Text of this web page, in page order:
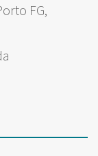
FG,